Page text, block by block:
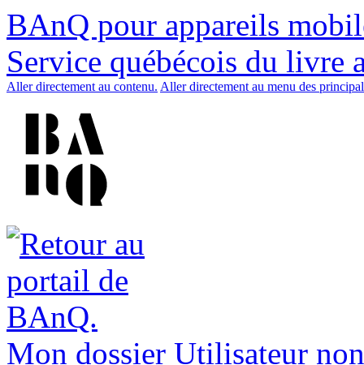
BAnQ pour appareils
Service québécois du livre
Aller directement au contenu. Aller directement au menu des
Mon dossier Utilisateur